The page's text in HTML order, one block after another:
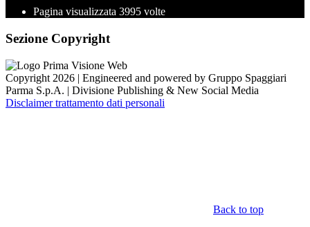
Pagina visualizzata 3995 volte
Sezione Copyright
Copyright 2026 | Engineered and powered by Gruppo Spaggiari
Parma S.p.A. | Divisione Publishing & New Social Media
Disclaimer trattamento dati personali
Back to top